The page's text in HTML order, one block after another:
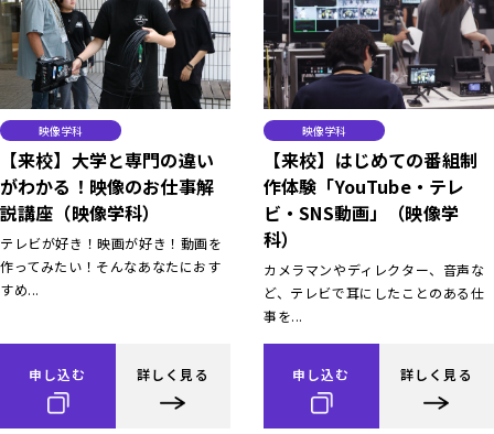
映像学科
【来校】大学と専門の違い
がわかる！映像のお仕事解
説講座（映像学科）
テレビが好き！映画が好き！動画を
作ってみたい！そんなあなたにおす
すめ...
申し込む 詳しく見る
映像学科
【来校】はじめての番組制
作体験「YouTube・テレ
ビ・SNS動画」（映像学
科）
カメラマンやディレクター、音声な
ど、テレビで耳にしたことのある仕
事を...
申し込む 詳しく見る